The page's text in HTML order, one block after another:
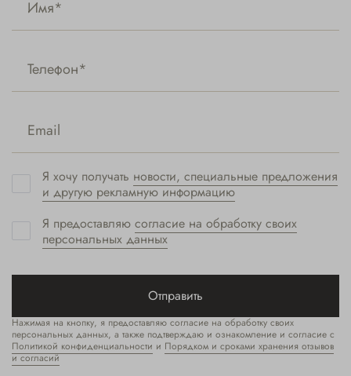
Я хочу получать новости, специальные предложения
и другую рекламную информацию
Я предоставляю согласие на обработку своих
персональных данных
Отправить
Нажимая на кнопку, я предоставляю согласие на обработку своих
персональных данных, а также подтверждаю и ознакомление и согласие с
Политикой конфиденциальности и Порядком и сроками хранения отзывов
и согласий